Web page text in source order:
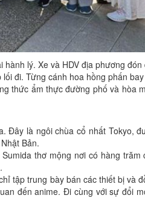
lý. Xe và HDV địa phương
đi. Từng cánh hoa hồng phấn
thức ẩm thực đường phố và hòa
Đây là ngôi chùa cổ nhất Tokyo,
Bản.
thơ mộng nơi có hàng
tập trung bày bán các thiết bị và
đến anime. Đi cùng với sự đổi